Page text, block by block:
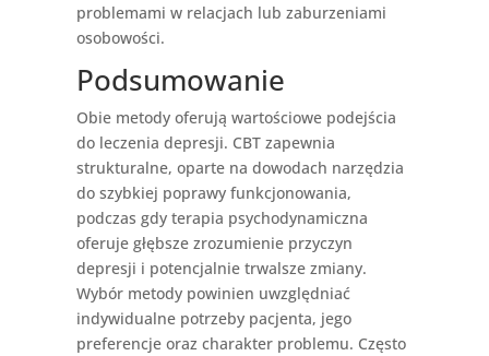
problemami w relacjach lub zaburzeniami
osobowości.
Podsumowanie
Obie metody oferują wartościowe podejścia
do leczenia depresji. CBT zapewnia
strukturalne, oparte na dowodach narzędzia
do szybkiej poprawy funkcjonowania,
podczas gdy terapia psychodynamiczna
oferuje głębsze zrozumienie przyczyn
depresji i potencjalnie trwalsze zmiany.
Wybór metody powinien uwzględniać
indywidualne potrzeby pacjenta, jego
preferencje oraz charakter problemu. Często